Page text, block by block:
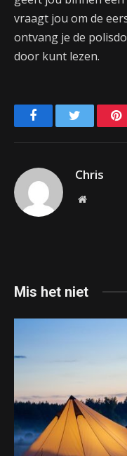
vraagt jou om de
ontvang je de
door kunt lezen.
FacebookTwitter
Chris
Website
Mis het niet